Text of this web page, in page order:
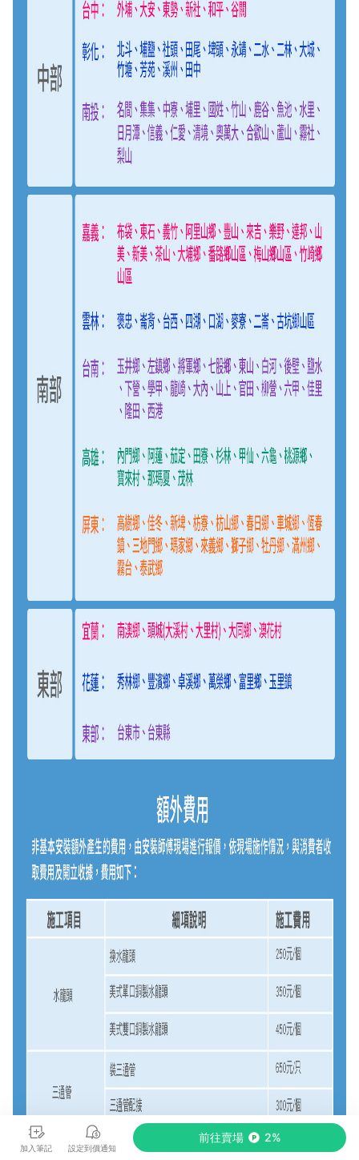
加入筆記 設定到價通知
前往賣場 2%